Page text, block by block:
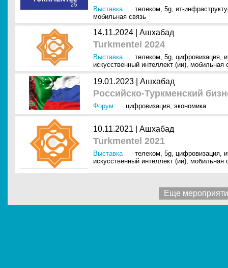
Выставка телеком, 5g, ит-
мобильная связь
14.11.2024 | Ашхабад
Turkmentel 2024
Выставка телеком, 5g, цифровизация,
искусственный интеллект (ии), мобильная
19.01.2023 | Ашхабад
Российско-Туркменский
Форум цифровизация, экономика
10.11.2021 | Ашхабад
Turkmentel 2021
Выставка телеком, 5g, цифровизация,
искусственный интеллект (ии), мобильная
Еще